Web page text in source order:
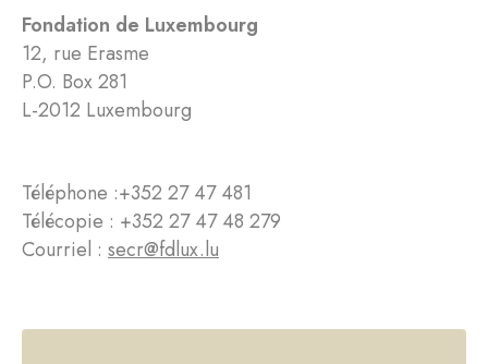
Fondation de Luxembourg
12, rue Erasme
P.O. Box 281
L-2012 Luxembourg
Téléphone :+352 27 47 481
Télécopie : +352 27 47 48 279
Courriel : secr@fdlux.lu